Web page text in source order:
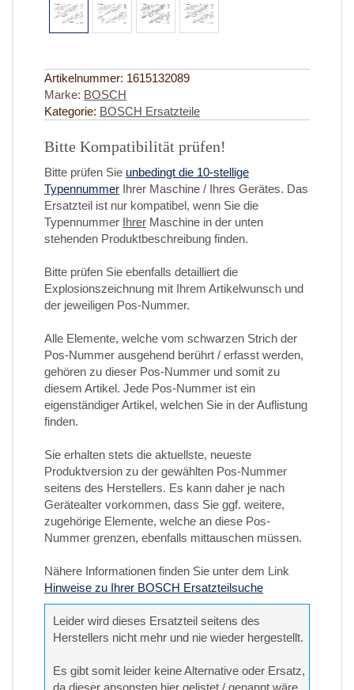
Artikelnummer: 1615132089
Marke: BOSCH
Kategorie: BOSCH Ersatzteile
Bitte Kompatibilität prüfen!
Bitte prüfen Sie unbedingt die 10-stellige
Typennummer Ihrer Maschine / Ihres Gerätes. Das
Ersatzteil ist nur kompatibel, wenn Sie die
Typennummer Ihrer Maschine in der unten
stehenden Produktbeschreibung finden.
Bitte prüfen Sie ebenfalls detailliert die
Explosionszeichnung mit Ihrem Artikelwunsch und
der jeweiligen Pos-Nummer.
Alle Elemente, welche vom schwarzen Strich der
Pos-Nummer ausgehend berührt / erfasst werden,
gehören zu dieser Pos-Nummer und somit zu
diesem Artikel. Jede Pos-Nummer ist ein
eigenständiger Artikel, welchen Sie in der Auflistung
finden.
Sie erhalten stets die aktuellste, neueste
Produktversion zu der gewählten Pos-Nummer
seitens des Herstellers. Es kann daher je nach
Gerätealter vorkommen, dass Sie ggf. weitere,
zugehörige Elemente, welche an diese Pos-
Nummer grenzen, ebenfalls mittauschen müssen.
Nähere Informationen finden Sie unter dem Link
Hinweise zu Ihrer BOSCH Ersatzteilsuche
Leider wird dieses Ersatzteil seitens des
Herstellers nicht mehr und nie wieder hergestellt.
Es gibt somit leider keine Alternative oder Ersatz,